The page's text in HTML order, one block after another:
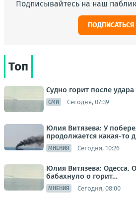
Подписывайтесь на наш
ПОДПИСАТЬСЯ
Топ
Судно горит после
СМИ Сегодня, 07:39
Юлия Витязева: У
продолжается какая-то
МНЕНИЯ Сегодня, 10:26
Юлия Витязева: Одесса.
бабахнуло о горит…
МНЕНИЯ Сегодня, 08:00